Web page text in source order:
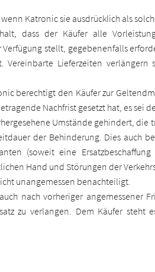
Katronic sie ausdrücklich als
dass der Käufer alle
stellt, gegebenenfalls
Lieferzeiten verlängern
berechtigt den Käufer zur
Nachfrist gesetzt hat, es sei
Umstände gehindert,
der Behinderung. Dies auch
(soweit eine
Hand und Störungen der
unangemessen benachteiligt.
nach vorheriger angemessener
zu verlangen. Dem Käufer steht